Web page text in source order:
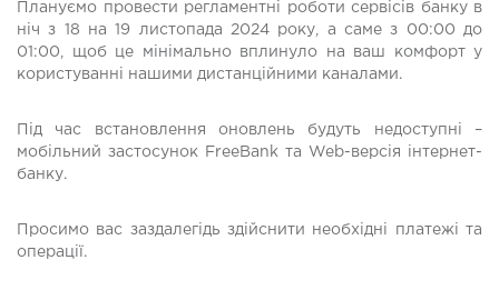
Плануємо провести регламентні роботи сервісів банку в
ніч з 18 на 19 листопада 2024 року, а саме з 00:00 до
01:00, щоб це мінімально вплинуло на ваш комфорт у
користуванні нашими дистанційними каналами.
Під час встановлення оновлень будуть недоступні –
мобільний застосунок FreeBank та Web-версія інтернет-
банку.
Просимо вас заздалегідь здійснити необхідні платежі та
операції.